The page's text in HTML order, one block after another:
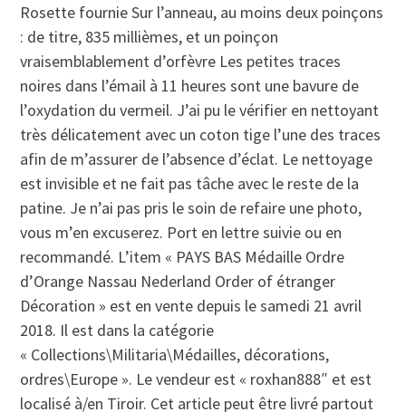
Rosette fournie Sur l’anneau, au moins deux poinçons
: de titre, 835 millièmes, et un poinçon
vraisemblablement d’orfèvre Les petites traces
noires dans l’émail à 11 heures sont une bavure de
l’oxydation du vermeil. J’ai pu le vérifier en nettoyant
très délicatement avec un coton tige l’une des traces
afin de m’assurer de l’absence d’éclat. Le nettoyage
est invisible et ne fait pas tâche avec le reste de la
patine. Je n’ai pas pris le soin de refaire une photo,
vous m’en excuserez. Port en lettre suivie ou en
recommandé. L’item « PAYS BAS Médaille Ordre
d’Orange Nassau Nederland Order of étranger
Décoration » est en vente depuis le samedi 21 avril
2018. Il est dans la catégorie
« Collections\Militaria\Médailles, décorations,
ordres\Europe ». Le vendeur est « roxhan888″ et est
localisé à/en Tiroir. Cet article peut être livré partout